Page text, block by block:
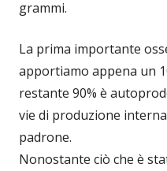
grammi.
La prima importante
apportiamo appena un
restante 90% è
vie di produzione
padrone.
Nonostante ciò che è